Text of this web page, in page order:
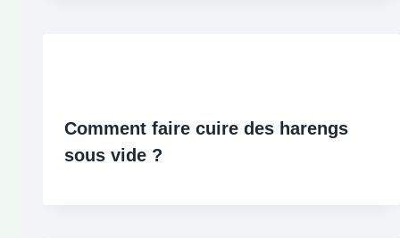
Comment faire cuire des harengs
sous vide ?